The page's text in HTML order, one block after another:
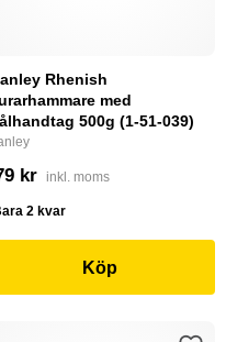
Rhenish
med
500g (1-51-039)
kr inkl. moms
2 kvar
Köp